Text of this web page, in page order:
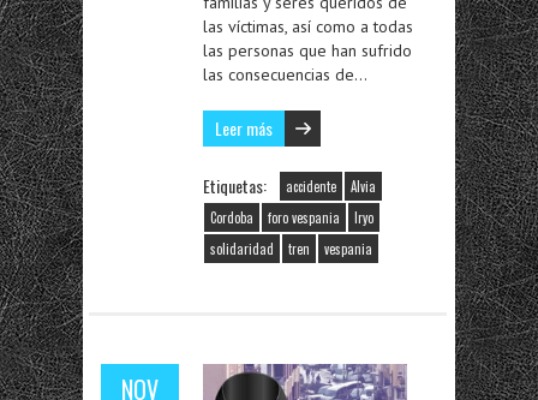
las víctimas, así como a todas
las personas que han sufrido
las consecuencias de…
Leer más
Etiquetas: accidente
Alvia
Cordoba
foro vespania
Iryo
solidaridad
tren vespania
NOV